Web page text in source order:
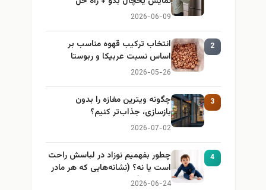
2026-06-09
2
انتخاب ترکیب قهوه مناسب بر
اساس نسبت عربیکا و ربوستا
2026-05-26
3
چگونه ویترین مغازه را بدون
بازسازی، جذاب‌تر کنیم؟
2026-07-02
4
چطور بفهمیم نوزاد در لباسش راحت
است یا نه؟ (نشانه‌هایی که هر مادر
باید بداند)
2026-06-24